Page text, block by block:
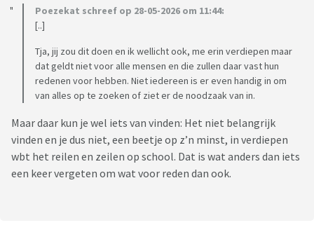
Poezekat schreef op 28-05-2026 om 11:44:
[..]
Tja, jij zou dit doen en ik wellicht ook, me erin verdiepen maar
dat geldt niet voor alle mensen en die zullen daar vast hun
redenen voor hebben. Niet iedereen is er even handig in om
van alles op te zoeken of ziet er de noodzaak van in.
Maar daar kun je wel iets van vinden: Het niet belangrijk
vinden en je dus niet, een beetje op z’n minst, in verdiepen
wbt het reilen en zeilen op school. Dat is wat anders dan iets
een keer vergeten om wat voor reden dan ook.